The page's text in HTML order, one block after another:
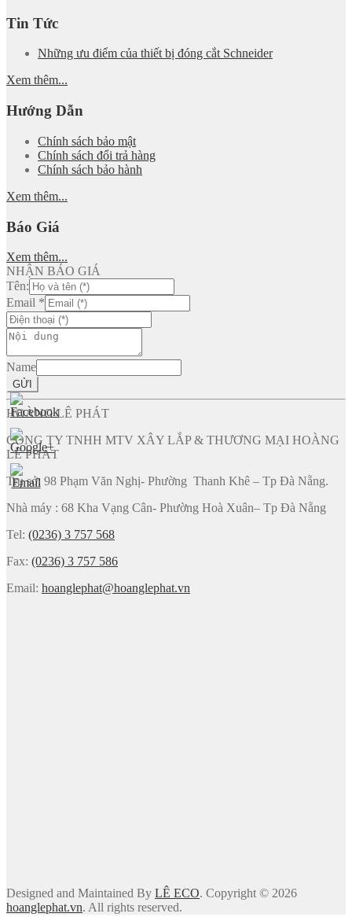
Tin Tức
Những ưu điểm của thiết bị đóng cắt Schneider
Xem thêm...
Hướng Dẫn
Chính sách bảo mật
Chính sách đổi trả hàng
Chính sách bảo hành
Xem thêm...
Báo Giá
Xem thêm...
NHẬN BÁO GIÁ
Tên:
Email *
Name
GỬI
HOÀNG LÊ PHÁT
CÔNG TY TNHH MTV XÂY LẮP & THƯƠNG MẠI HOÀNG
LÊ PHÁT
Trụ sở: 98 Phạm Văn Nghị- Phường Thanh Khê – Tp Đà Nẵng.
Nhà máy : 68 Kha Vạng Cân- Phường Hoà Xuân– Tp Đà Nẵng
Tel: (0236) 3 757 568
Fax: (0236) 3 757 586
Email: hoanglephat@hoanglephat.vn
Designed and Maintained By LÊ ECO. Copyright © 2026
hoanglephat.vn. All rights reserved.